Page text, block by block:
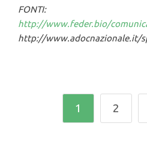
FONTI:
http://www.feder.bio/
http://www.adocnazionale.it/
1 2